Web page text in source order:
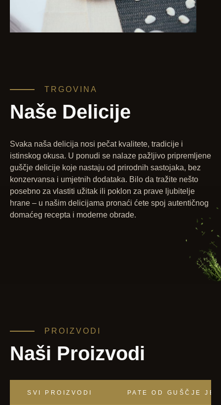
TRGOVINA
Naše Delicije
Svaka naša delicija nosi pečat kvalitete, tradicije i
istinskog okusa. U ponudi se nalaze pažljivo pripremljene
guščje delicije koje nastaju od prirodnih sastojaka, bez
konzervansa i umjetnih dodataka. Bilo da tražite nešto
posebno za vlastiti užitak ili poklon za prave ljubitelje
hrane – u našim delicijama pronaći ćete spoj autentičnog
domaćeg recepta i moderne obrade.
PROIZVODI
Naši Proizvodi
SVI PROIZVODI PATE OD GUŠČJE